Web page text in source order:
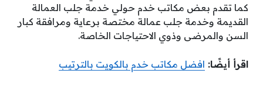
كما تقدم بعض مكاتب خدم حولي خدمة جلب العمالة
القديمة وخدمة جلب عمالة مختصة برعاية ومرافقة كبار
السن والمرضى وذوي الاحتياجات الخاصة.
اقرأ أيضًا: افضل مكاتب خدم بالكويت بالترتيب